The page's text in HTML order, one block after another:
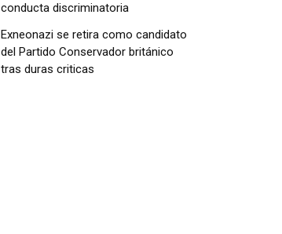
conducta discriminatoria
Exneonazi se retira como candidato
del Partido Conservador británico
tras duras criticas